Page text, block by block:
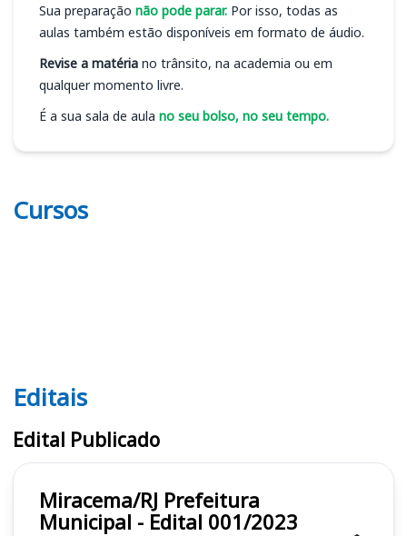
Sua preparação não pode parar. Por isso, todas as
aulas também estão disponíveis em formato de áudio.
Revise a matéria no trânsito, na academia ou em
qualquer momento livre.
É a sua sala de aula no seu bolso, no seu tempo.
Cursos
Editais
Editais
Edital Publicado
Miracema/RJ Prefeitura
Municipal - Edital 001/2023